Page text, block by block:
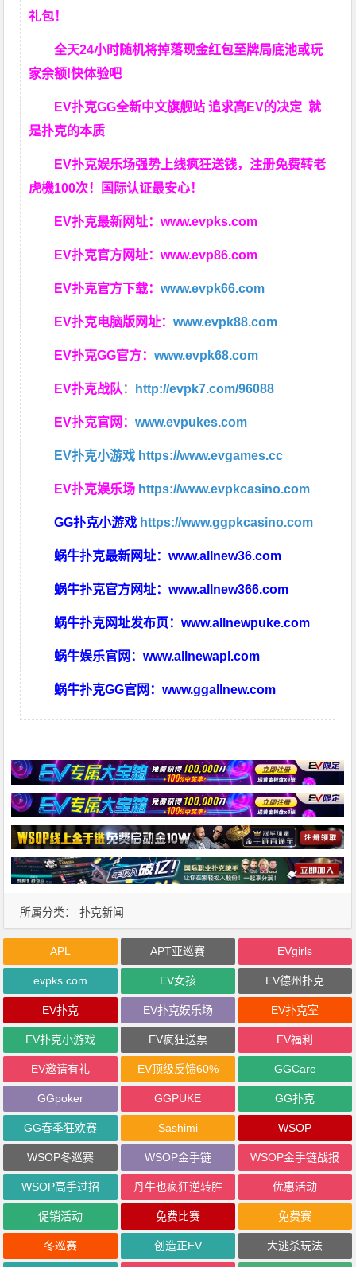
礼包！
全天24小时随机将掉落现金红包至牌局底池或玩
家余额!快体验吧
EV扑克GG全新中文旗舰站 追求高EV的决定就
是扑克的本质
EV扑克娱乐场强势上线疯狂送钱，注册免费转老
虎機100次！国际认证最安心！
EV扑克最新网址：www.evpks.com
EV扑克官方网址：www.evp86.com
EV扑克官方下载：www.evpk66.com
EV扑克电脑版网址：www.evpk88.com
EV扑克GG官方：www.evpk68.com
EV扑克战队 ： http://evpk7.com/96088
EV扑克官网：www.evpukes.com
EV扑克小游戏 https://www.evgames.cc
EV扑克娱乐场 https://www.evpkcasino.com
GG扑克小游戏 https://www.ggpkcasino.com
蜗牛扑克最新网址：www.allnew36.com
蜗牛扑克官方网址：www.allnew366.com
蜗牛扑克网址发布页：www.allnewpuke.com
蜗牛娱乐官网：www.allnewapl.com
蜗牛扑克GG官网：www.ggallnew.com
所属分类： 扑克新闻
APL APT亚巡赛 EVgirls
evpks.com EV女孩 EV德州扑克
EV扑克 EV扑克娱乐场 EV扑克室
EV扑克小游戏 EV疯狂送票 EV福利
EV邀请有礼 EV顶级反馈60% GGCare
GGpoker GGPUKE GG扑克
GG春季狂欢赛 Sashimi WSOP
WSOP冬巡赛 WSOP金手链 WSOP金手链战报
WSOP高手过招 丹牛也疯狂逆转胜 优惠活动
促销活动 免费比赛 免费赛
冬巡赛 创造正EV 大逃杀玩法